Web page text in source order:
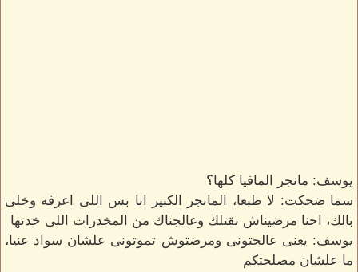
يوسف: مانجر المافيا كلها؟
سما ضحكت: لا طبعا، المانجر الكبير انا بس اللى اعرفه وخلى
بالك، احنا مرضيناش نقتلك وعالجناك من المخدرات اللى خدتها
يوسف: يعنى عالجتونى ومرضتوش تموتونى علشان سواد عنيا،
ما علشان مصلحتكم